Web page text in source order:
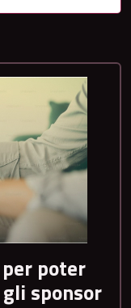
poter
sponsor